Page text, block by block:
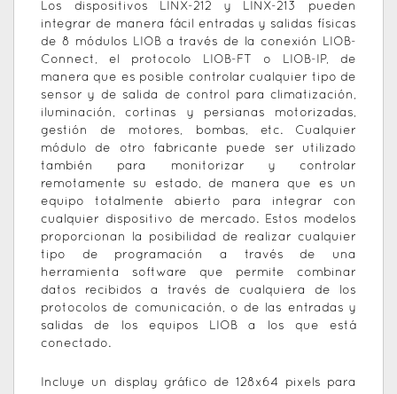
Los dispositivos LINX-212 y LINX-213 pueden
integrar de manera fácil entradas y salidas físicas
de 8 módulos LIOB a través de la conexión LIOB-
Connect, el protocolo LIOB-FT o LIOB-IP, de
manera que es posible controlar cualquier tipo de
sensor y de salida de control para climatización,
iluminación, cortinas y persianas motorizadas,
gestión de motores, bombas, etc. Cualquier
módulo de otro fabricante puede ser utilizado
también para monitorizar y controlar
remotamente su estado, de manera que es un
equipo totalmente abierto para integrar con
cualquier dispositivo de mercado. Estos modelos
proporcionan la posibilidad de realizar cualquier
tipo de programación a través de una
herramienta software que permite combinar
datos recibidos a través de cualquiera de los
protocolos de comunicación, o de las entradas y
salidas de los equipos LIOB a los que está
conectado.
Incluye un display gráfico de 128x64 pixels para